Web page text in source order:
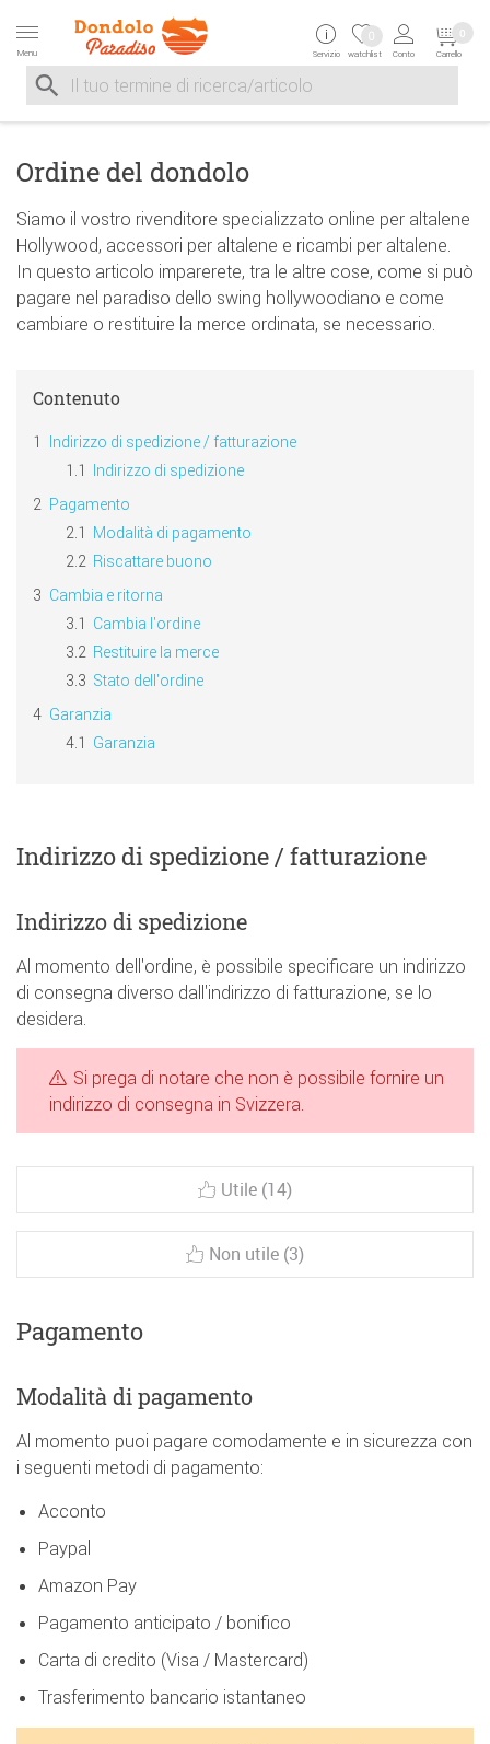
Zur Navigation springen Zum Inhalt springen
Menu
Suche nach
Suche im Shop, nach der Eingabe von 3 Buchstaben
Servizio watchlist
0
Conto Carrello
0
Ordine del dondolo
Siamo il vostro rivenditore specializzato online per altalene
Hollywood, accessori per altalene e ricambi per altalene.
In questo articolo imparerete, tra le altre cose, come si può
pagare nel paradiso dello swing hollywoodiano e come
cambiare o restituire la merce ordinata, se necessario.
Indirizzo di spedizione / fatturazione
Indirizzo di spedizione
Al momento dell'ordine, è possibile specificare un indirizzo
di consegna diverso dall'indirizzo di fatturazione, se lo
desidera.
Si prega di notare che non è possibile fornire un
indirizzo di consegna in Svizzera.
Utile (14)
Non utile (3)
Pagamento
Modalità di pagamento
Al momento puoi pagare comodamente e in sicurezza con
i seguenti metodi di pagamento:
Acconto
Paypal
Amazon Pay
Pagamento anticipato / bonifico
Carta di credito (Visa / Mastercard)
Trasferimento bancario istantaneo
Contenuto
Indirizzo di spedizione / fatturazione
Indirizzo di spedizione
Pagamento
Modalità di pagamento
Riscattare buono
Cambia e ritorna
Cambia l'ordine
Restituire la merce
Stato dell'ordine
Garanzia
Garanzia